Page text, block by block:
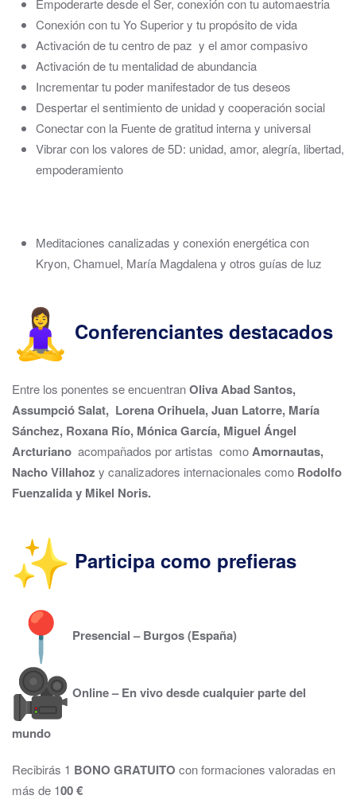
Empoderarte desde el Ser, conexión con tu automaestria
Conexión con tu Yo Superior y tu propósito de vida
Activación de tu centro de paz y el amor compasivo
Activación de tu mentalidad de abundancia
Incrementar tu poder manifestador de tus deseos
Despertar el sentimiento de unidad y cooperación social
Conectar con la Fuente de gratitud interna y universal
Vibrar con los valores de 5D: unidad, amor, alegría, libertad,
empoderamiento
Meditaciones canalizadas y conexión energética con
Kryon, Chamuel, María Magdalena y otros guías de luz
Conferenciantes destacados
Entre los ponentes se encuentranOliva Abad Santos,
Assumpció Salat, Lorena Orihuela, Juan Latorre, María
Sánchez, Roxana Río, Mónica García, Miguel Ángel
Arcturiano acompañados por artistas comoAmornautas,
Nacho Villahoz y canalizadores internacionales como Rodolfo
Fuenzalida y Mikel Noris.
Participa como prefieras
Presencial – Burgos (España)
Online – En vivo desde cualquier parte del
mundo
Recibirás 1 BONO GRATUITO con formaciones valoradas en
más de 100 €